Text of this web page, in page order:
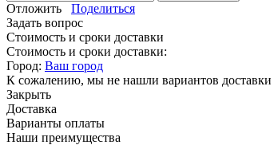
Отложить
Поделиться
Задать вопрос
Стоимость и сроки доставки
Стоимость и сроки доставки:
Город: Ваш город
К сожалению, мы не нашли вариантов
Закрыть
Доставка
Варианты оплаты
Наши преимущества